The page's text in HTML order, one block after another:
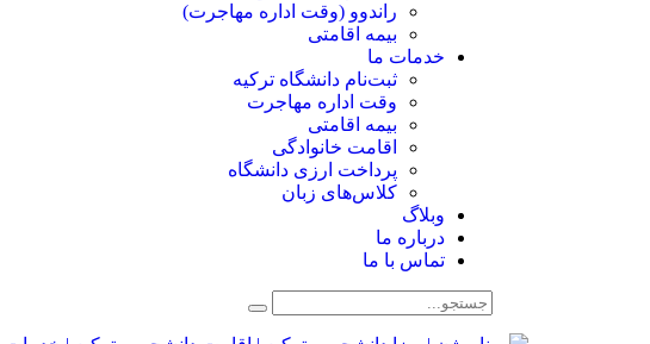
راندوو (وقت اداره مهاجرت)
بیمه اقامتی
خدمات ما
ثبت‌نام دانشگاه ترکیه
وقت اداره مهاجرت
بیمه اقامتی
اقامت خانوادگی
پرداخت ارزی دانشگاه
کلاس‌های زبان
وبلاگ
درباره ما
تماس با ما